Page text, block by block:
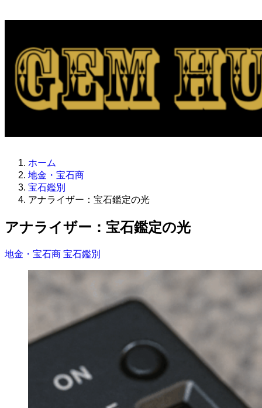
ホーム
地金・宝石商
宝石鑑別
アナライザー：宝石鑑定の光
アナライザー：宝石鑑定の光
地金・宝石商 宝石鑑別